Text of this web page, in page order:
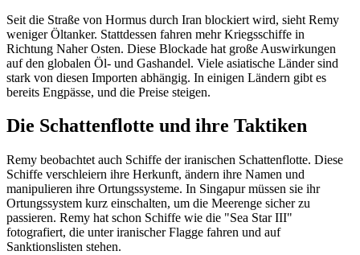
Seit die Straße von Hormus durch Iran blockiert wird, sieht Remy
weniger Öltanker. Stattdessen fahren mehr Kriegsschiffe in
Richtung Naher Osten. Diese Blockade hat große Auswirkungen
auf den globalen Öl- und Gashandel. Viele asiatische Länder sind
stark von diesen Importen abhängig. In einigen Ländern gibt es
bereits Engpässe, und die Preise steigen.
Die Schattenflotte und ihre Taktiken
Remy beobachtet auch Schiffe der iranischen Schattenflotte. Diese
Schiffe verschleiern ihre Herkunft, ändern ihre Namen und
manipulieren ihre Ortungssysteme. In Singapur müssen sie ihr
Ortungssystem kurz einschalten, um die Meerenge sicher zu
passieren. Remy hat schon Schiffe wie die "Sea Star III"
fotografiert, die unter iranischer Flagge fahren und auf
Sanktionslisten stehen.